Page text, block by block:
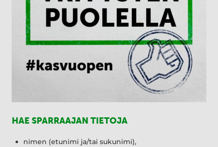
HAE SPARRAAJAN TIETOJA
nimen (etunimi ja/tai sukunimi),